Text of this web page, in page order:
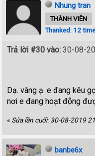
Nhung tran
THÀNH VIÊN
Thanked: 12
Trả lời #30 vào: 30-08-
Dạ. vâng ạ. e đang kêu
nơi e đang hoạt động
« Sửa lần cuối: 30-08-2019
banbe6x